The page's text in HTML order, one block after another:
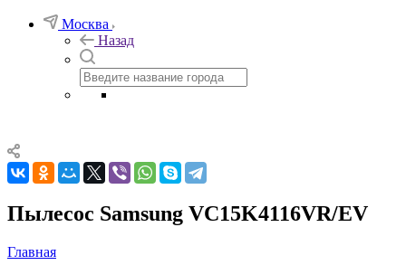
Москва
Назад
Пылесос Samsung VC15K4116VR/EV
Главная